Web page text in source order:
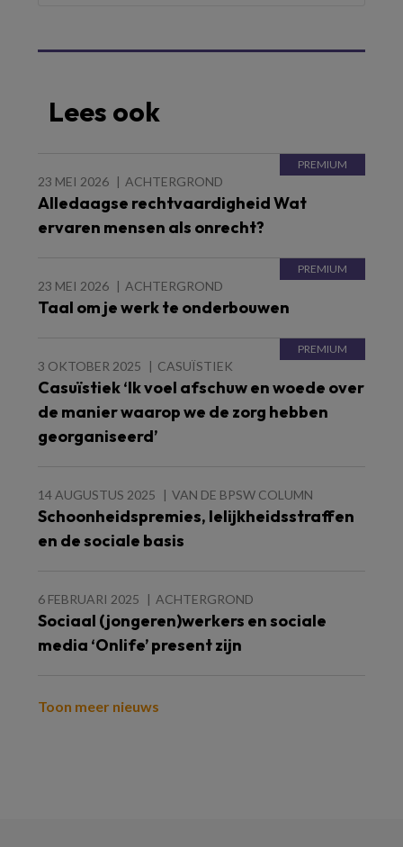
Lees ook
23 MEI 2026 ACHTERGROND
Alledaagse rechtvaardigheid Wat
ervaren mensen als onrecht?
23 MEI 2026 ACHTERGROND
Taal om je werk te onderbouwen
3 OKTOBER 2025 CASUÏSTIEK
Casuïstiek ‘Ik voel afschuw en woede over
de manier waarop we de zorg hebben
georganiseerd’
14 AUGUSTUS 2025 VAN DE BPSW COLUMN
Schoonheidspremies, lelijkheidsstraffen
en de sociale basis
6 FEBRUARI 2025 ACHTERGROND
Sociaal (jongeren)werkers en sociale
media ‘Onlife’ present zijn
Toon meer nieuws